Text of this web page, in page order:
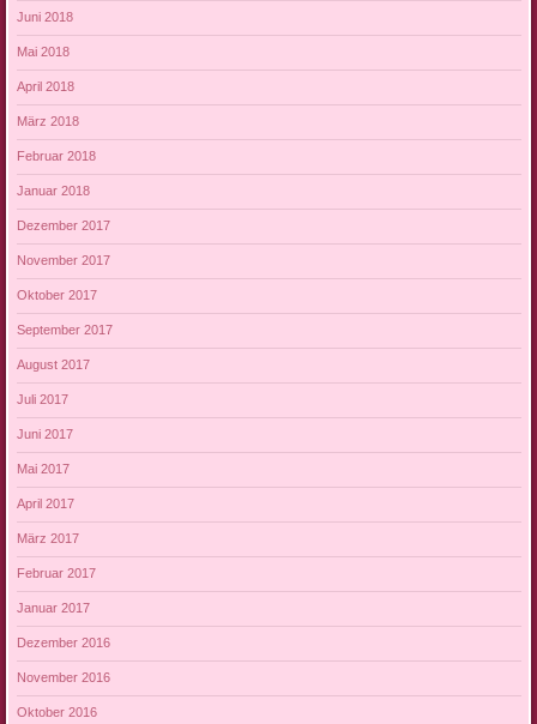
Juni 2018
Mai 2018
April 2018
März 2018
Februar 2018
Januar 2018
Dezember 2017
November 2017
Oktober 2017
September 2017
August 2017
Juli 2017
Juni 2017
Mai 2017
April 2017
März 2017
Februar 2017
Januar 2017
Dezember 2016
November 2016
Oktober 2016